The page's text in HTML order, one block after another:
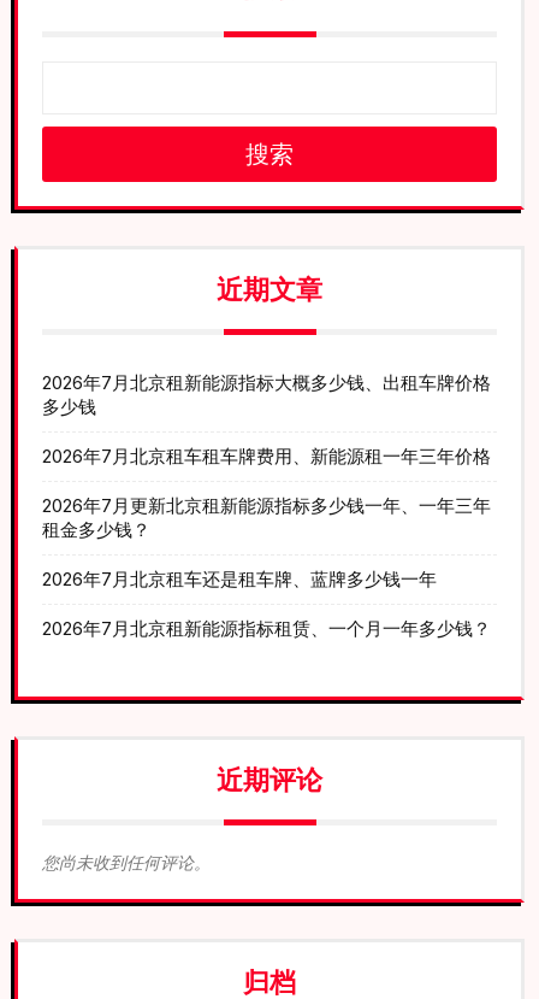
搜索
近期文章
2026年7月北京租新能源指标大概多少钱、出租车牌价格
多少钱
2026年7月北京租车租车牌费用、新能源租一年三年价格
2026年7月更新北京租新能源指标多少钱一年、一年三年
租金多少钱？
2026年7月北京租车还是租车牌、蓝牌多少钱一年
2026年7月北京租新能源指标租赁、一个月一年多少钱？
近期评论
您尚未收到任何评论。
归档